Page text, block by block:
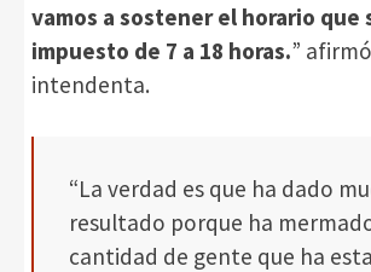
vamos a sostener el horario que
impuesto de 7 a 18 horas.”
intendenta.
“La verdad es que ha dado
resultado porque ha
cantidad de gente que ha